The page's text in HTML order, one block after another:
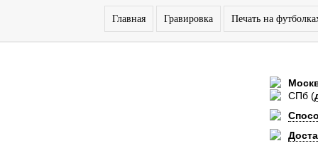
Главная Гравировка Печать на
СПб (